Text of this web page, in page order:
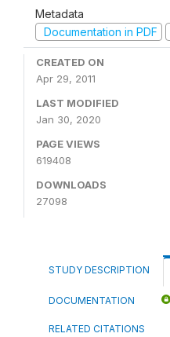
Metadata
Documentation in PDF
CREATED ON
Apr 29, 2011
LAST MODIFIED
Jan 30, 2020
PAGE VIEWS
619408
DOWNLOADS
27098
STUDY DESCRIPTION
DOCUMENTATION
RELATED CITATIONS